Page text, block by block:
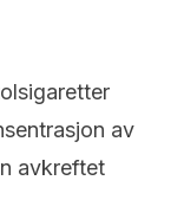
av
avkreftet